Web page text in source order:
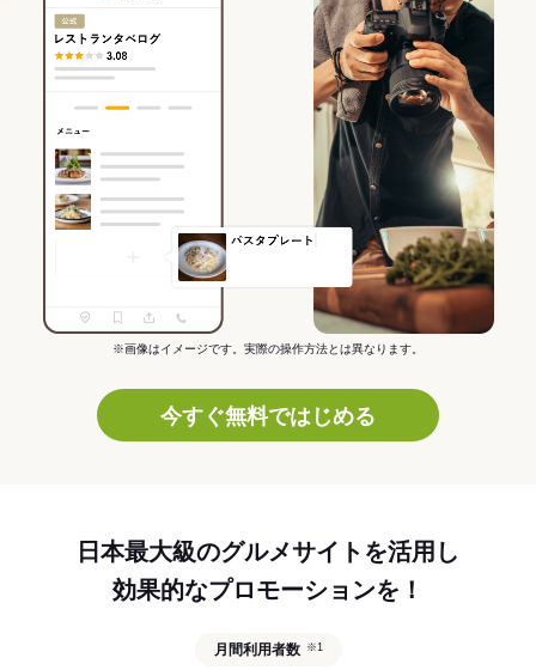
※画像はイメージです。実際の操作方法とは異なります。
今すぐ無料ではじめる
日本最大級のグルメサイトを活用し
効果的なプロモーションを！
月間利用者数 ※1